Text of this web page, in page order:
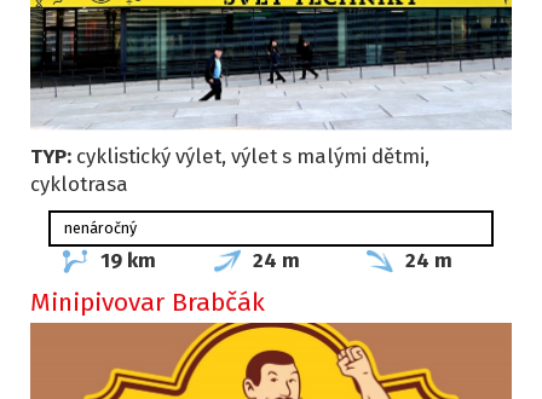
TYP: cyklistický výlet, výlet s malými dětmi,
cyklotrasa
nenáročný
19 km 24 m 24 m
Minipivovar Brabčák